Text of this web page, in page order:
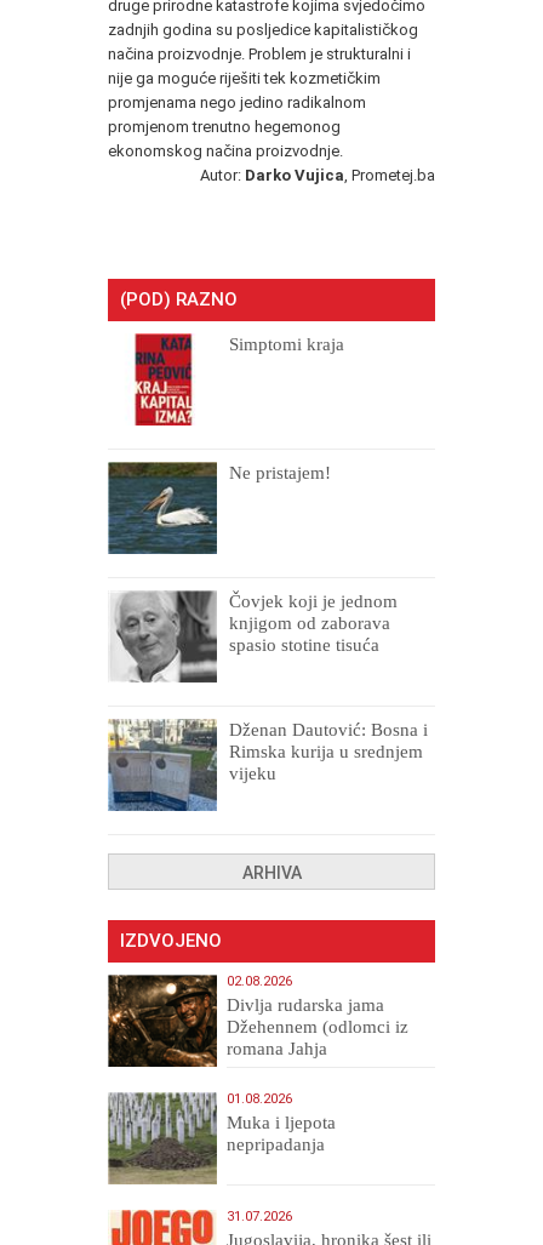
druge prirodne katastrofe kojima svjedočimo
zadnjih godina su posljedice kapitalističkog
načina proizvodnje. Problem je strukturalni i
nije ga moguće riješiti tek kozmetičkim
promjenama nego jedino radikalnom
promjenom trenutno hegemonog
ekonomskog načina proizvodnje.
Autor: Darko Vujica , Prometej.ba
(POD) RAZNO
Simptomi kraja
Ne pristajem!
Čovjek koji je jednom
knjigom od zaborava
spasio stotine tisuća
Dženan Dautović: Bosna i
Rimska kurija u srednjem
vijeku
ARHIVA
IZDVOJENO
02.08.2026
Divlja rudarska jama
Džehennem (odlomci iz
romana Jahja
01.08.2026
Muka i ljepota
nepripadanja
31.07.2026
Jugoslavija, hronika šest ili